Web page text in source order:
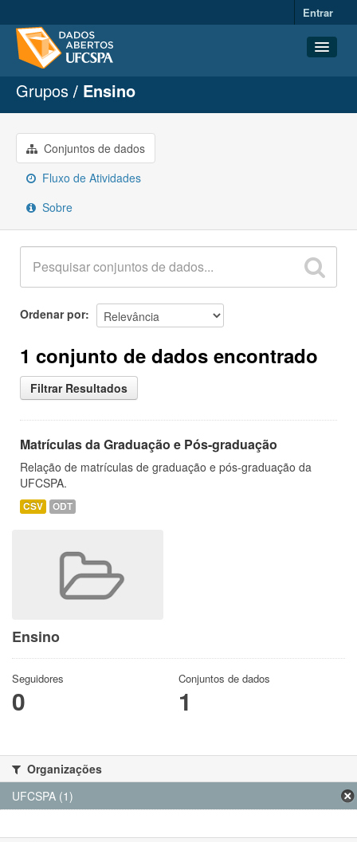
Entrar
Conjuntos de dados
Organizações
Grupos
Sobre
Grupos Ensino
Conjuntos de dados
Fluxo de Atividades
Sobre
Ordenar por
1 conjunto de dados encontrado
Filtrar Resultados
Matrículas da Graduação e Pós-graduação
Relação de matrículas de graduação e pós-graduação da
UFCSPA.
CSV ODT
Ensino
Seguidores
0
Conjuntos de dados
1
Organizações
UFCSPA (1)